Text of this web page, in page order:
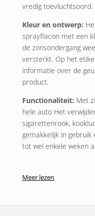
vredig toevluchtsoord.
Kleur en ontwerp:
sprayflacon met een
de zonsondergang
versterkt. Op het
informatie over de
product.
Functionaliteit: Met
hele autoHet
sigarettenrook,
gemakkelijk in
tot wel enkele weken
met de Dubai Sands
Meer lezen